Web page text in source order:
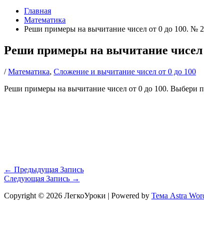
Главная
Математика
Реши примеры на вычитание чисел от 0 до 100. №
Реши примеры на вычитание чисел
/Математика, Сложение и вычитание чисел от 0 до 100
Реши примеры на вычитание чисел от 0 до 100. Выбери
← Предыдущая Запись
Следующая Запись →
Copyright © 2026 ЛегкоУроки | Powered by Тема Astra